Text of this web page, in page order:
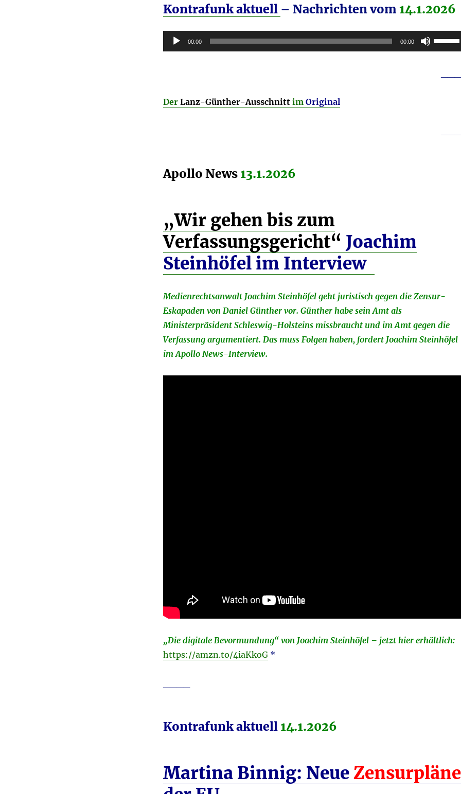
Kontrafunk aktuell – Nachrichten vom 14.1.2026
Audio-
Player
00:00 00:00
Hoch/
um
regeln.
Der Lanz-Günther-Ausschnittim Original
Apollo News13.1.2026
„Wir gehen bis zum
Verfassungsgericht“ Joachim
Steinhöfel im Interview
Medienrechtsanwalt Joachim Steinhöfel geht juristisch gegen die Zensur-
Eskapaden von Daniel Günther vor. Günther habe sein Amt als
Ministerpräsident Schleswig-Holsteins missbraucht und im Amt gegen die
Verfassung argumentiert. Das muss Folgen haben, fordert Joachim Steinhöfel
im Apollo News-Interview.
„Die digitale Bevormundung“ von Joachim Steinhöfel – jetzt hier erhältlich:
https://amzn.to/4iaKkoG*
Kontrafunk aktuell14.1.2026
Martina Binnig: NeueZensurpläne